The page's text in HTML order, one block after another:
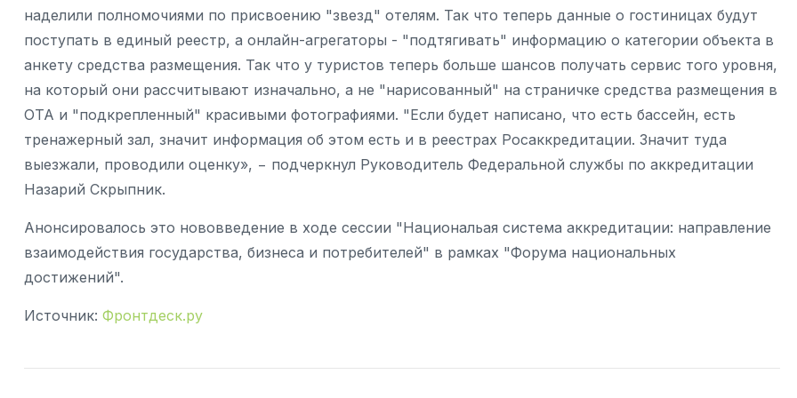
наделили полномочиями по присвоению "звезд" отелям. Так что теперь данные о гостиницах будут
поступать в единый реестр, а онлайн-агрегаторы - "подтягивать" информацию о категории объекта в
анкету средства размещения. Так что у туристов теперь больше шансов получать сервис того уровня,
на который они рассчитывают изначально, а не "нарисованный" на страничке средства размещения в
ОТА и "подкрепленный" красивыми фотографиями. "Если будет написано, что есть бассейн, есть
тренажерный зал, значит информация об этом есть и в реестрах Росаккредитации. Значит туда
выезжали, проводили оценку», − подчеркнул Руководитель Федеральной службы по аккредитации
Назарий Скрыпник.
Анонсировалось это нововведение в ходе сессии "Национальая система аккредитации: направление
взаимодействия государства, бизнеса и потребителей" в рамках "Форума национальных
достижений".
Источник: Фронтдеск.ру